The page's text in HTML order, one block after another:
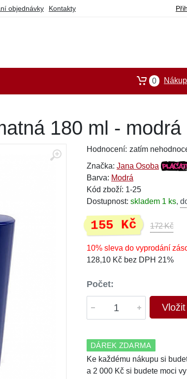
objednávky Kontakty
0
180 ml - modrá
Hodnocení: zatím
Značka: Jana Osoba
Barva: Modrá
Kód zboží: 1-25
Dostupnost: skladem 1 ks,
155 Kč 172 Kč
10% sleva do vyprodání
128,10 Kč bez DPH 21%
Počet:
DÁREK ZDARMA
Ke každému nákupu si
a 2 000 Kč si budete moci